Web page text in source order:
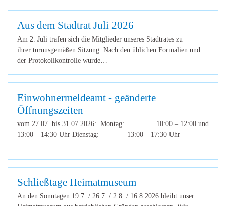
Aus dem Stadtrat Juli 2026
Am 2. Juli trafen sich die Mitglieder unseres Stadtrates zu
ihrer turnusgemäßen Sitzung. Nach den üblichen Formalien und
der Protokollkontrolle wurde…
Einwohnermeldeamt - geänderte
Öffnungszeiten
vom 27.07. bis 31.07.2026: Montag: 10:00 – 12:00 und
13:00 – 14:30 Uhr Dienstag: 13:00 – 17:30 Uhr
…
Schließtage Heimatmuseum
An den Sonntagen 19.7. / 26.7. / 2.8. / 16.8.2026 bleibt unser